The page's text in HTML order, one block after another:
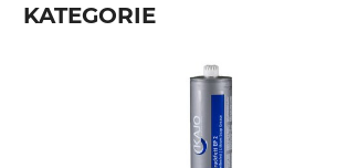
KATEGORIE